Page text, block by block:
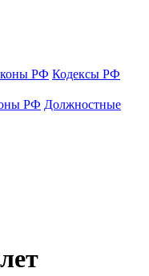
РФ Кодексы РФ
РФ Должностные